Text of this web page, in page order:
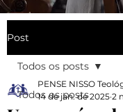
Post
Todos os posts
Todos os posts
PENSE NISSO
14 de jan. de 2025 2